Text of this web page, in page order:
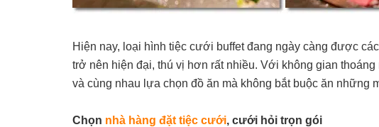
Hiện nay, loại hình tiệc cưới buffet đang ngày càng được
trở nên hiện đại, thú vị hơn rất nhiều. Với không gian
và cùng nhau lựa chọn đồ ăn mà không bắt buộc ăn những
Chọn nhà hàng đặt tiệc cưới, cưới hỏi trọn gói